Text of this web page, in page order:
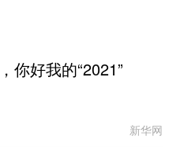
你好我的“2021”
新华网